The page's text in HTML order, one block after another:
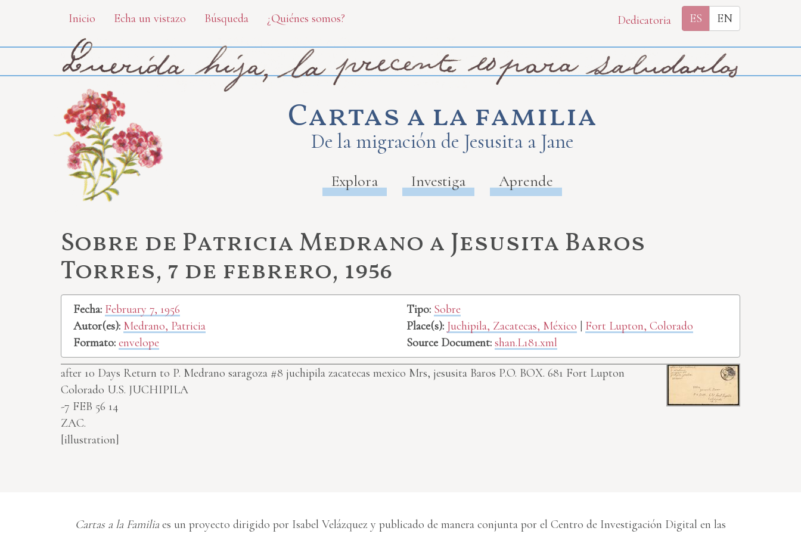
main
Inicio Echa un vistazo Búsqueda ¿Quiénes somos? Dedicatoria ES EN
Cartas a la familia
De la migración de Jesusita a Jane
Explora Investiga Aprende
Sobre de Patricia Medrano a Jesusita Baros
Torres, 7 de febrero, 1956
Fecha: February 7, 1956
Autor(es): Medrano, Patricia
Formato: envelope
Tipo: Sobre
Place(s): Juchipila, Zacatecas, México
Fort Lupton, Colorado
Source Document: shan.L181.xml
after 10 Days Return to P. Medrano saragoza #8 juchipila zacatecas mexico Mrs, jesusita Baros P.O. BOX. 681 Fort Lupton
Colorado U.S. JUCHIPILA
-7 FEB 56 14
ZAC.
[illustration]
Cartas a la Familiaes un proyecto dirigido por Isabel Velázquez y publicado de manera conjunta por el Centro de Investigación Digital en las